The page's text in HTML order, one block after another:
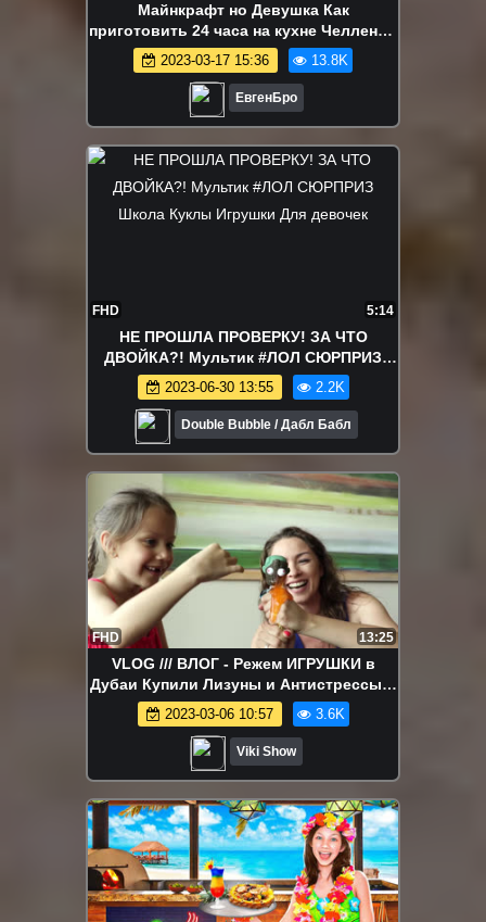
Майнкрафт но Девушка Как
приготовить 24 часа на кухне Челлендж
НУБ И ПРО ВИДЕО ТРОЛЛИНГ
MINECRAFT
2023-03-17 15:36 13.8K
ЕвгенБро
FHD 5:14
НЕ ПРОШЛА ПРОВЕРКУ! ЗА ЧТО
ДВОЙКА?! Мультик #ЛОЛ СЮРПРИЗ
Школа Куклы Игрушки Для девочек
2023-06-30 13:55 2.2K
Double Bubble / Дабл Бабл
FHD 13:25
VLOG /// ВЛОГ - Режем ИГРУШКИ в
Дубаи Купили Лизуны и Антистрессы в
Самом Большом Магазине в Мире /
Вики Шоу
2023-03-06 10:57 3.6K
Viki Show